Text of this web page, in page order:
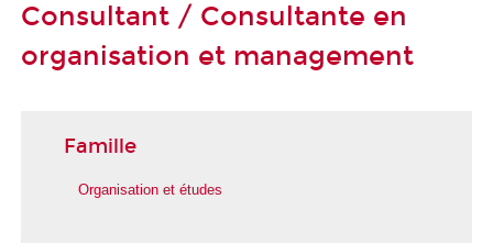
Consultant / Consultante en
organisation et management
Famille
Organisation et études